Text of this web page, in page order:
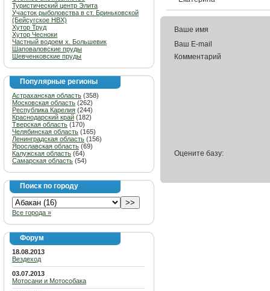
Туристический центр Элита
Участок рыболовства в ст. Бриньковской
(Бейсугское НВХ)
Хутор Труд
Хутор Чесноки
Частный водоем х. Большевик
Шаповаловские пруды
Шевченковские пруды
Популярные регионы
Астраханская область (358)
Московская область (262)
Республика Карелия (244)
Краснодарский край (182)
Тверская область (170)
Челябинская область (165)
Ленинградская область (156)
Ярославская область (69)
Калужская область (64)
Самарская область (54)
Поиск по городу
Все города »
Форум
18.08.2013
Вездеход
03.07.2013
Мотосани и Мотособака
Ваше имя
Ваш E-mail
Комментарий
Оцените базу: